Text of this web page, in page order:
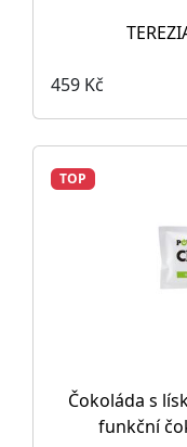
459 Kč
TOP
Čokoláda s
funkční